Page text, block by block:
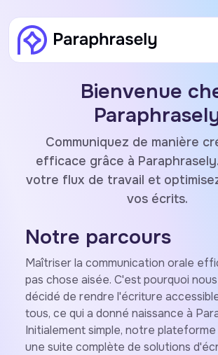
Bienvenue
Communiquez de manière
efficace grâce à
votre flux de travail et
vos écrits.
Notre parcours
Maîtriser la communication orale
pas chose aisée. C'est pourquoi
décidé de rendre l'écriture
tous, ce qui a donné naissance à
Initialement simple, notre
une suite complète de solutions